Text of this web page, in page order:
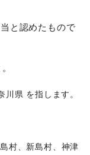
と認めたもので
県 を指します。
村、新島村、神津